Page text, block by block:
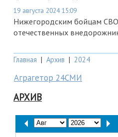
19 августа 2024 15:09
Нижегородским бойцам
отечественных
Главная | Архив | 2024
Аграгетор 24СМИ
АРХИВ